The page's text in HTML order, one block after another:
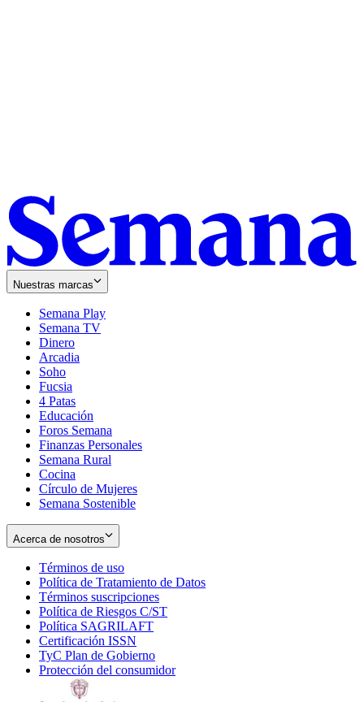
Nuestras marcas
Semana Play
Semana TV
Dinero
Arcadia
Soho
in
new
window
Fucsia
in
new
window
4 Patas
Educación
Foros Semana
Finanzas Personales
Semana Rural
Cocina
Círculo de Mujeres
Semana Sostenible
Acerca de nosotros
Términos de uso
in
new
window
Política de Tratamiento de Datos
Términos suscripciones
in
Política de Riesgos C/ST
Política SAGRILAFT
new
window
Certificación ISSN
in
new
TyC Plan de Gobierno
in
Protección del consumidorOpens